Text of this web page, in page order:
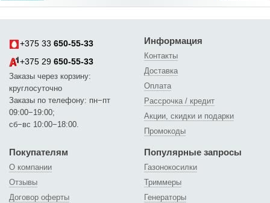
+375 33 650-55-33
+375 29 650-55-33
Заказы через корзину:
круглосуточно
Заказы по телефону: пн−пт
09:00−19:00;
сб−вс 10:00−18:00.
Информация
Контакты
Доставка
Оплата
Рассрочка / кредит
Акции, скидки и подарки
Промокоды
Покупателям
О компании
Отзывы
Договор оферты
Популярные запросы
Газонокосилки
Триммеры
Генераторы